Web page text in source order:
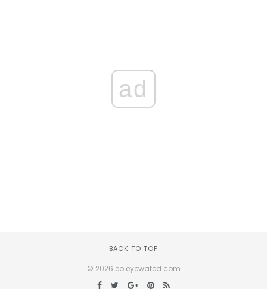
ad
BACK TO TOP
© 2026 eo.eyewated.com